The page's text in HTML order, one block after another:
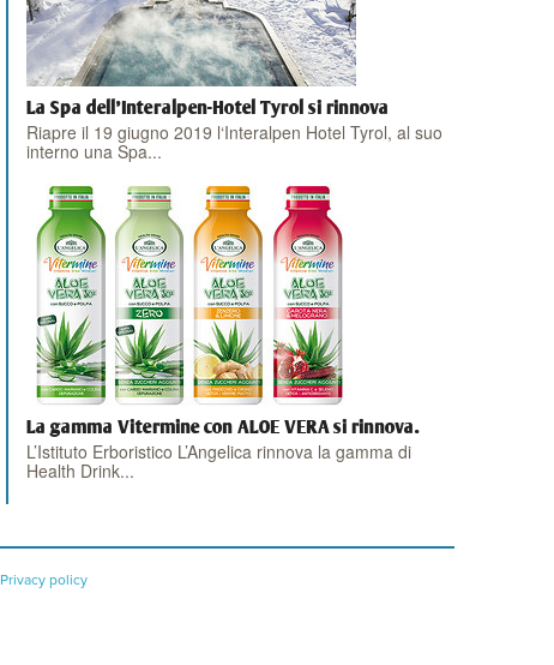
La Spa dell'Interalpen-Hotel Tyrol si rinnova
Riapre il 19 giugno 2019 l‘Interalpen Hotel Tyrol, al suo
interno una Spa...
La gamma Vitermine con ALOE VERA si rinnova.
L’Istituto Erboristico L’Angelica rinnova la gamma di
Health Drink...
Privacy policy